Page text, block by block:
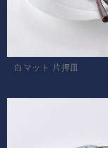
白マット 片押皿